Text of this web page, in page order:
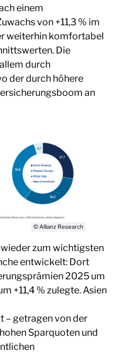
einem
von +11,3 % im
weiterhin komfortabel
Die
durch
der durch höhere
an
© Allianz Research
zum wichtigsten
entwickelt: Dort
2025 um
+11,4 % zulegte. Asien
– getragen von der
Sparquoten und